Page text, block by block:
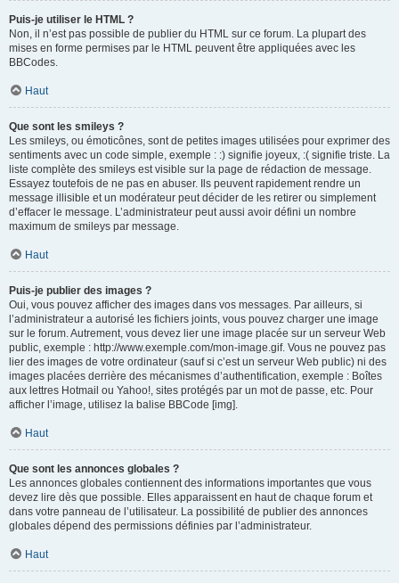
Puis-je utiliser le HTML ?
Non, il n’est pas possible de publier du HTML sur ce forum. La plupart des
mises en forme permises par le HTML peuvent être appliquées avec les
BBCodes.
Haut
Que sont les smileys ?
Les smileys, ou émoticônes, sont de petites images utilisées pour exprimer des
sentiments avec un code simple, exemple : :) signifie joyeux, :( signifie triste. La
liste complète des smileys est visible sur la page de rédaction de message.
Essayez toutefois de ne pas en abuser. Ils peuvent rapidement rendre un
message illisible et un modérateur peut décider de les retirer ou simplement
d’effacer le message. L’administrateur peut aussi avoir défini un nombre
maximum de smileys par message.
Haut
Puis-je publier des images ?
Oui, vous pouvez afficher des images dans vos messages. Par ailleurs, si
l’administrateur a autorisé les fichiers joints, vous pouvez charger une image
sur le forum. Autrement, vous devez lier une image placée sur un serveur Web
public, exemple : http://www.exemple.com/mon-image.gif. Vous ne pouvez pas
lier des images de votre ordinateur (sauf si c’est un serveur Web public) ni des
images placées derrière des mécanismes d’authentification, exemple : Boîtes
aux lettres Hotmail ou Yahoo!, sites protégés par un mot de passe, etc. Pour
afficher l’image, utilisez la balise BBCode [img].
Haut
Que sont les annonces globales ?
Les annonces globales contiennent des informations importantes que vous
devez lire dès que possible. Elles apparaissent en haut de chaque forum et
dans votre panneau de l’utilisateur. La possibilité de publier des annonces
globales dépend des permissions définies par l’administrateur.
Haut